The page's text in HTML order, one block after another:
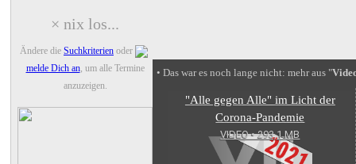
× nix los...
Ändere die Suchkriterien oder
melde Dich an, um alle Termine
anzuzeigen.
• Das war es noch lange nicht: mehr aus "
"Alle gegen Alle" im Licht der
Corona-Pandemie
VIDEO • 293,1 MB